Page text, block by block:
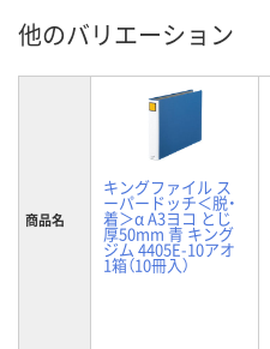
他のバリエーション
商品名
キングファイル ス
ーパードッチ＜脱・
着＞α A3ヨコ とじ
厚50mm 青 キング
ジム 4405E-10アオ
1箱（10冊入）